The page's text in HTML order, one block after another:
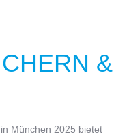
&
in München 2025 bietet